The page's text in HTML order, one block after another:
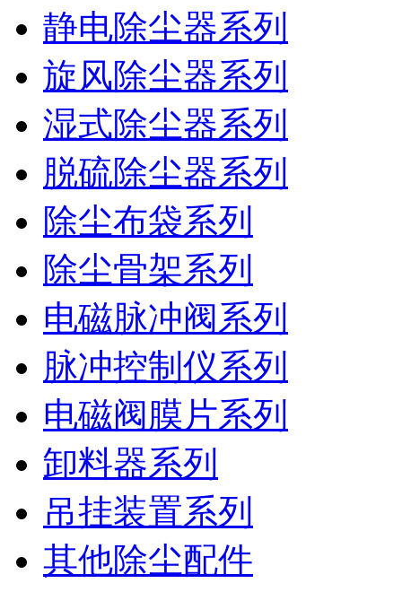
静电除尘器系列
旋风除尘器系列
湿式除尘器系列
脱硫除尘器系列
除尘布袋系列
除尘骨架系列
电磁脉冲阀系列
脉冲控制仪系列
电磁阀膜片系列
卸料器系列
吊挂装置系列
其他除尘配件